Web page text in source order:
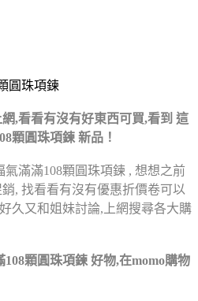
圓珠項鍊
,看看有沒有好東西可買,看到 這
顆圓珠項鍊 新品！
滿滿108顆圓珠項鍊 , 想想之前
, 找看看有沒有優惠折價卷可以
久又和姐妹討論,上網搜尋各大購
顆圓珠項鍊 好物,在momo購物